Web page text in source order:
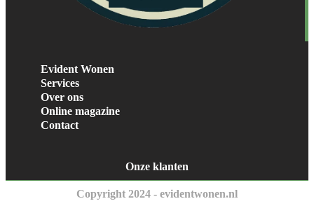
Evident Wonen
Services
Over ons
Online magazine
Contact
Onze klanten
Copyright 2024 - evidentwonen.nl